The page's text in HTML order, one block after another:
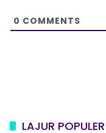
0 COMMENTS
LAJUR POPULER